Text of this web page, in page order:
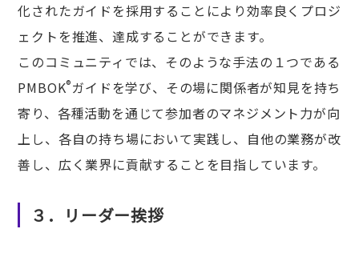
化されたガイドを採用することにより効率良くプロジ
ェクトを推進、達成することができます。
このコミュニティでは、そのような手法の１つである
PMBOK®ガイドを学び、その場に関係者が知見を持ち
寄り、各種活動を通じて参加者のマネジメント力が向
上し、各自の持ち場において実践し、自他の業務が改
善し、広く業界に貢献することを目指しています。
３．リーダー挨拶